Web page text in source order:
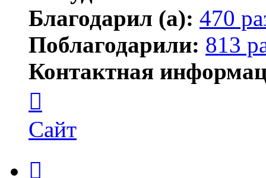
Благодарил (а): 470
Поблагодарили: 813
Контактная
пользователя
ПластСтер
Сайт